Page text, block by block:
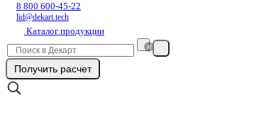
8 800 600-45-22
lid@dekart.tech
Каталог продукции
Получить расчет